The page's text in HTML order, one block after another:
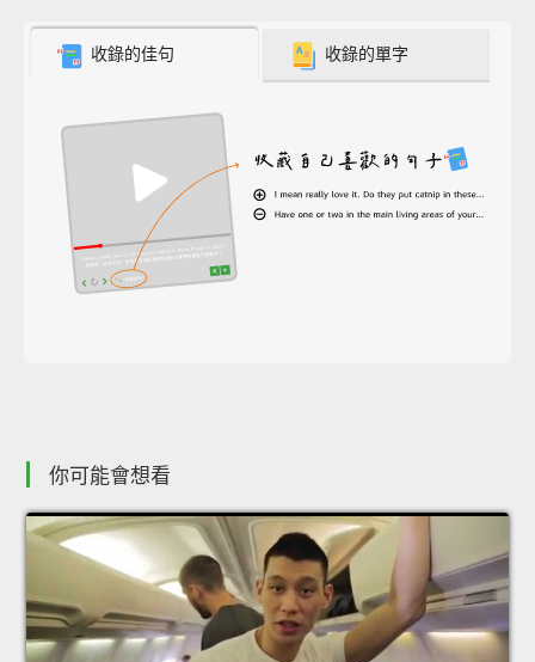
收錄的佳句 收錄的單字
你可能會想看